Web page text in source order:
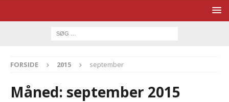
FORSIDE 2015 september
Måned: september 2015